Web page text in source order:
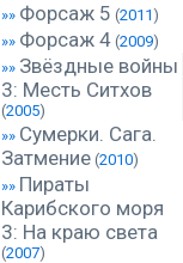
»» Форсаж 5 (2011)
»» Форсаж 4 (2009)
»» Звёздные войны
3: Месть Ситхов
(2005)
»» Сумерки. Сага.
Затмение (2010)
»» Пираты
Карибского моря
3: На краю света
(2007)